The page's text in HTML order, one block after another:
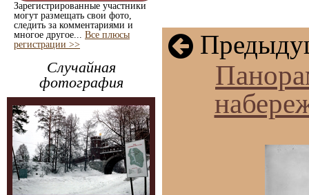
Зарегистрированные участники
могут размещать свои фото,
следить за комментариями и
многое другое... Все плюсы
регистрации >>
Случайная
фотография